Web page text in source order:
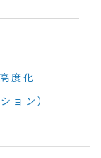
度化
ョン）